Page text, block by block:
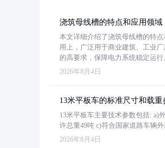
浇筑母线槽的特点和应用领域
本文详细介绍了浇筑母线槽的特
用上，广泛用于商业建筑、工业
的高要求，保障电力系统稳定运行
2026年8月4日
13米平板车的标准尺寸和载重
13米平板车主要技术参数包括: a)
许总重49吨 c)符合国家道路车辆
2026年8月4日